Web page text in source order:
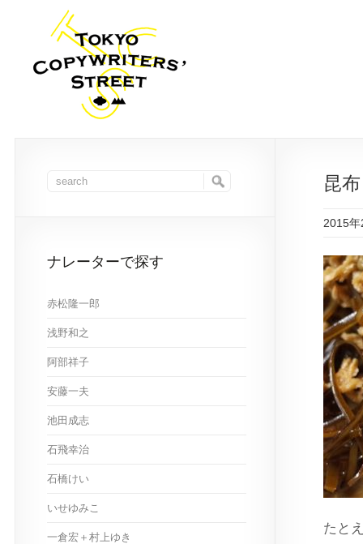
昆
2015
たと
ナレーターで探す
赤松隆一郎
浅野和之
阿部祥子
安藤一夫
池田成志
石飛幸治
石橋けい
いせゆみこ
一倉宏＋村上ゆき